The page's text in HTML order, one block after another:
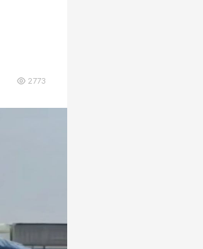
2773